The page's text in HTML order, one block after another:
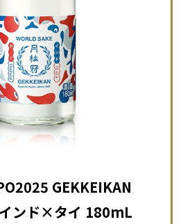
GEKKEIKAN
ンド×タイ 180mL